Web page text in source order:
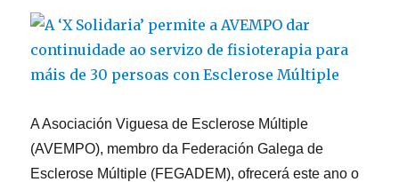
A Asociación Viguesa de Esclerose Múltiple
(AVEMPO), membro da Federación Galega de
Esclerose Múltiple (FEGADEM), ofrecerá este ano o